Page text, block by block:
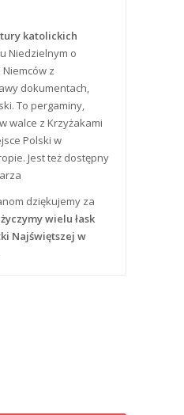
katolickich
Niedzielnym o
z
dokumentach,
To pergaminy,
walce z Krzyżakami
Polski w
Jest też dostępny
dziękujemy za
życzymy wielu łask
Najświętszej w